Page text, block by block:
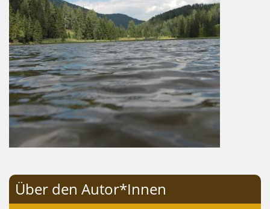
Über den Autor*Innen